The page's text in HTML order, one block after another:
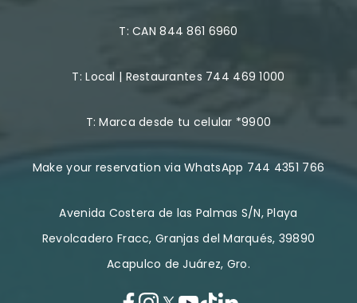
T:CAN 844 861 6960
T:Local | Restaurantes 744 469 1000
T:Marca desde tu celular *9900
Make your reservation via WhatsApp 744 4351 766
Avenida Costera de las Palmas S/N, Playa
Revolcadero Fracc, Granjas del Marqués, 39890
Acapulco de Juárez, Gro.